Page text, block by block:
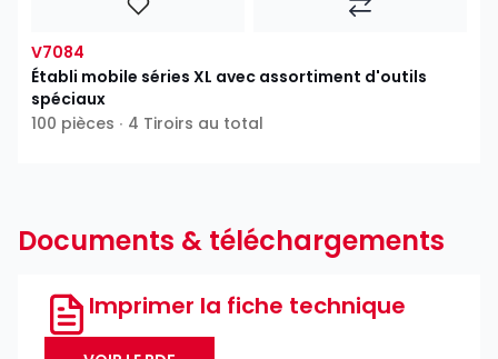
V7084
Établi mobile séries XL avec assortiment d'outils
spéciaux
100 pièces ∙ 4 Tiroirs au total
Documents & téléchargements
Imprimer la fiche technique